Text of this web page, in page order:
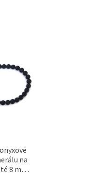
na
8 mm,